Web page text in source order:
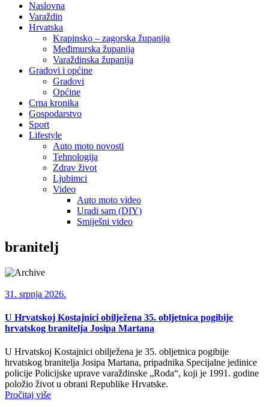
Naslovna
Varaždin
Hrvatska
Krapinsko – zagorska županija
Međimurska županija
Varaždinska županija
Gradovi i općine
Gradovi
Općine
Crna kronika
Gospodarstvo
Sport
Lifestyle
Auto moto novosti
Tehnologija
Zdrav život
Ljubimci
Video
Auto moto video
Uradi sam (DIY)
Smiješni video
branitelj
31. srpnja 2026.
U Hrvatskoj Kostajnici obilježena 35. obljetnica pogibije
hrvatskog branitelja Josipa Martana
U Hrvatskoj Kostajnici obilježena je 35. obljetnica pogibije
hrvatskog branitelja Josipa Martana, pripadnika Specijalne jedinice
policije Policijske uprave varaždinske „Roda“, koji je 1991. godine
položio život u obrani Republike Hrvatske.
Pročitaj više